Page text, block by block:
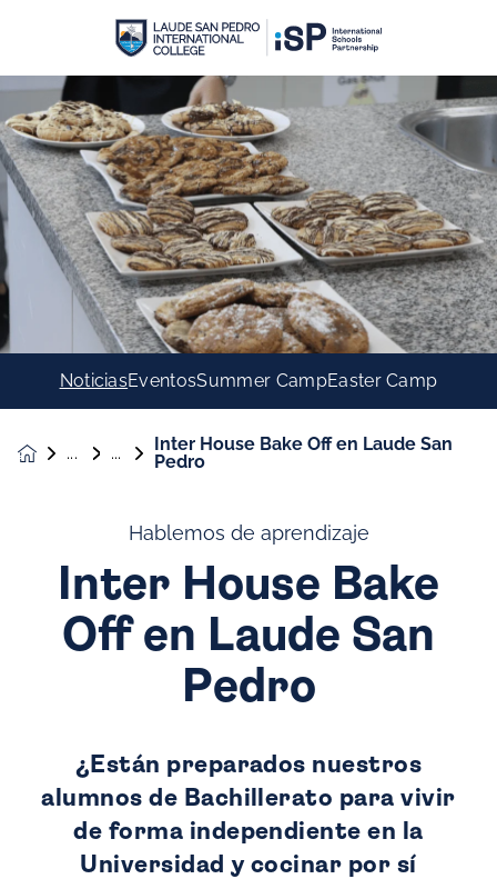
NoticiasEventosSummer CampEaster Camp
Inter House Bake Off en Laude San
Pedro
Hablemos de aprendizaje
Inter House Bake
Off en Laude San
Pedro
¿Están preparados nuestros
alumnos de Bachillerato para vivir
de forma independiente en la
Universidad y cocinar por sí